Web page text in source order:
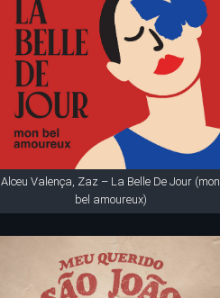
Alceu Valença, Zaz – La Belle De Jour (mon
bel amoureux)